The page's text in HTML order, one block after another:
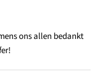
ons allen bedankt